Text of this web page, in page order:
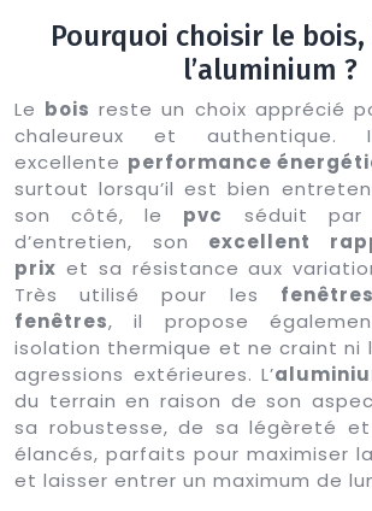
Pourquoi choisir le bois,
l’aluminium ?
Le bois reste un choix apprécié
chaleureux et
excellente performance
surtout lorsqu’il est bien
son côté, le pvc
séduit par
d’entretien, son excellent
prix et sa résistance aux
Très utilisé pour les fenêtres
fenêtres, il propose
isolation thermique et ne craint ni
agressions extérieures. L’
du terrain en raison de son
sa robustesse, de sa légèreté
élancés, parfaits pour maximiser
et laisser entrer un maximum de